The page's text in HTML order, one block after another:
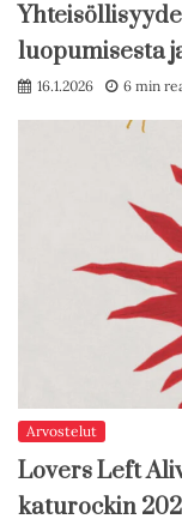
luopumisesta
16.1.2026 6 min
Arvostelut
Lovers Left
katurockin